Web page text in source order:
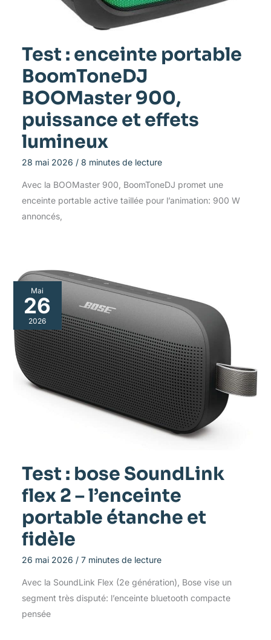
Test : enceinte portable
BoomToneDJ
BOOMaster 900,
puissance et effets
lumineux
28 mai 2026 / 8 minutes de lecture
Avec la BOOMaster 900, BoomToneDJ promet une
enceinte portable active taillée pour l’animation: 900 W
annoncés,
Mai
26
2026
Test : bose SoundLink
flex 2 – l’enceinte
portable étanche et
fidèle
26 mai 2026 / 7 minutes de lecture
Avec la SoundLink Flex (2e génération), Bose vise un
segment très disputé: l’enceinte bluetooth compacte
pensée